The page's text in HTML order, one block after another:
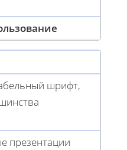
шрифт,
презентации